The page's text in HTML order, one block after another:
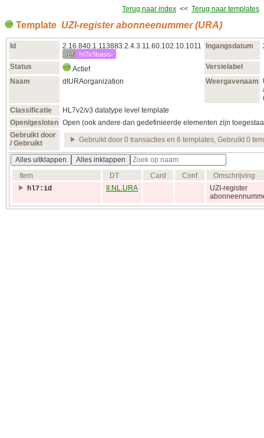
Terug naar index << Terug naar templates
Template UZI-register abonneenummer (URA)
Id 2.16.840.1.113883.2.4.3.11.60.102.10.1011
ref hl7v3basis-
Ingangsdatum
Status Actief
Versielabel
Naam
dtURAorganization Weergavenaam
Classificatie
HL7v2/v3 datatype level template
Open/gesloten Open (ook andere dan gedefinieerde elementen zijn
Gebruikt door
/ Gebruikt
Gebruikt door 0 transacties en 6 templates, Gebruikt 0
Alles uitklappen
Alles inklappen
Item
DT Card Conf
Omschrijving
hl7:id
II.NL.URA
UZI-register